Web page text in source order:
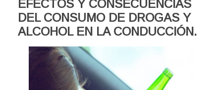
EFECTOS Y CONSECUENCIAS
DEL CONSUMO DE DROGAS Y
ALCOHOL EN LA CONDUCCIÓN.